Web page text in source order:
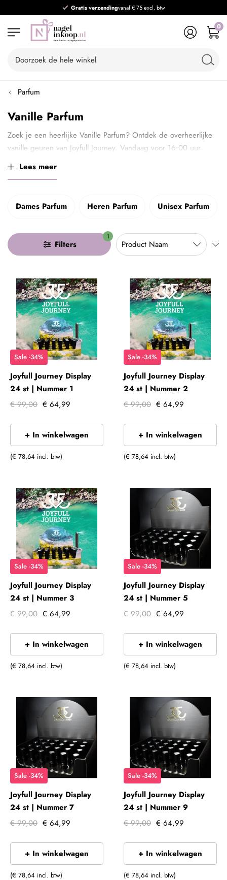
Gratis verzendingvanaf € 75 excl. btw
0
Parfum
Vanille Parfum
Zoek je een heerlijke Vanille Parfum? Ontdek de overheerlijke
vanille geuren van Joyfull Journey. Vandaag voor 16:00 uur
Lees meer
Dames Parfum Heren Parfum Unisex Parfum
Filters
1
Sale -34%
Joyfull Journey Display
24 st | Nummer 1
€ 99,00 € 64,99
+ In winkelwagen
(€ 78,64 incl. btw)
Sale -34%
Joyfull Journey Display
24 st | Nummer 2
€ 99,00 € 64,99
+ In winkelwagen
(€ 78,64 incl. btw)
Sale -34%
Joyfull Journey Display
24 st | Nummer 3
€ 99,00 € 64,99
+ In winkelwagen
(€ 78,64 incl. btw)
Sale -34%
Joyfull Journey Display
24 st | Nummer 5
€ 99,00 € 64,99
+ In winkelwagen
(€ 78,64 incl. btw)
Sale -34%
Joyfull Journey Display
24 st | Nummer 7
€ 99,00 € 64,99
+ In winkelwagen
(€ 78,64 incl. btw)
Sale -34%
Joyfull Journey Display
24 st | Nummer 9
€ 99,00 € 64,99
+ In winkelwagen
(€ 78,64 incl. btw)